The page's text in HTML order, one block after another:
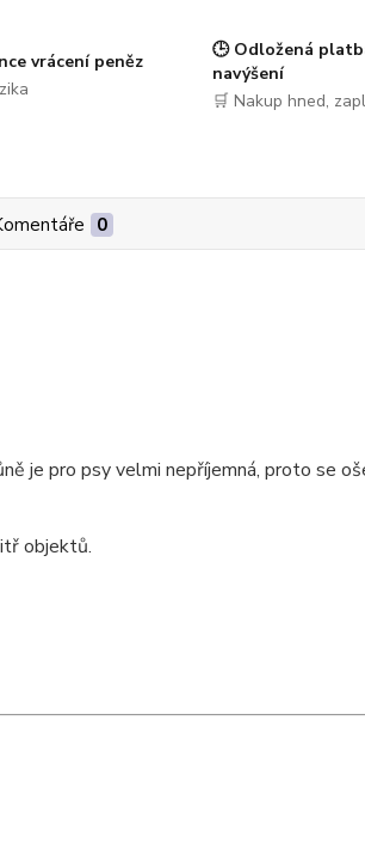
vrácení peněz
🕒 Odložená
navýšení
🛒 Nakup hned,
0
je pro psy velmi nepříjemná, proto se
objektů.